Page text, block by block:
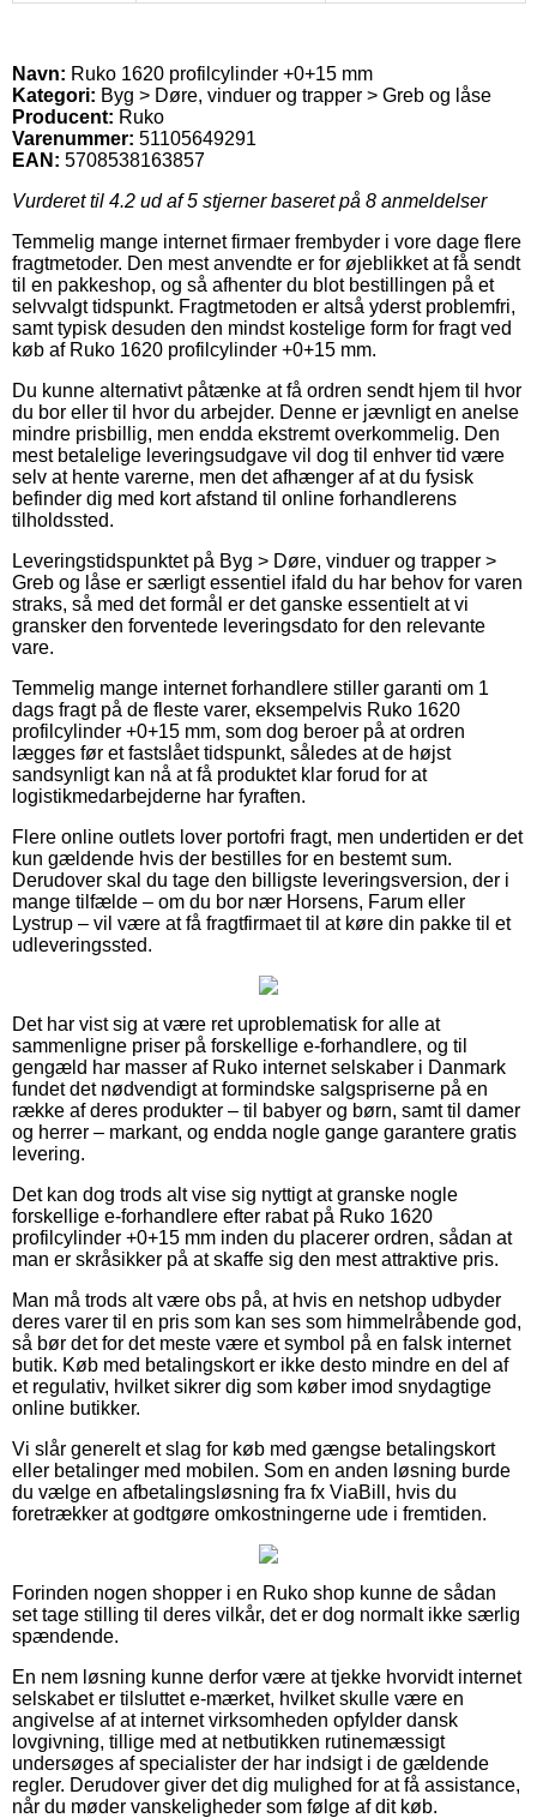
Navn: Ruko 1620 profilcylinder +0+15 mm
Kategori: Byg > Døre, vinduer og trapper > Greb og låse
Producent: Ruko
Varenummer: 51105649291
EAN: 5708538163857
Vurderet til 4.2 ud af 5 stjerner baseret på 8 anmeldelser
Temmelig mange internet firmaer frembyder i vore dage flere
fragtmetoder. Den mest anvendte er for øjeblikket at få sendt
til en pakkeshop, og så afhenter du blot bestillingen på et
selvvalgt tidspunkt. Fragtmetoden er altså yderst problemfri,
samt typisk desuden den mindst kostelige form for fragt ved
køb af Ruko 1620 profilcylinder +0+15 mm.
Du kunne alternativt påtænke at få ordren sendt hjem til hvor
du bor eller til hvor du arbejder. Denne er jævnligt en anelse
mindre prisbillig, men endda ekstremt overkommelig. Den
mest betalelige leveringsudgave vil dog til enhver tid være
selv at hente varerne, men det afhænger af at du fysisk
befinder dig med kort afstand til online forhandlerens
tilholdssted.
Leveringstidspunktet på Byg > Døre, vinduer og trapper >
Greb og låse er særligt essentiel ifald du har behov for varen
straks, så med det formål er det ganske essentielt at vi
gransker den forventede leveringsdato for den relevante
vare.
Temmelig mange internet forhandlere stiller garanti om 1
dags fragt på de fleste varer, eksempelvis Ruko 1620
profilcylinder +0+15 mm, som dog beroer på at ordren
lægges før et fastslået tidspunkt, således at de højst
sandsynligt kan nå at få produktet klar forud for at
logistikmedarbejderne har fyraften.
Flere online outlets lover portofri fragt, men undertiden er det
kun gældende hvis der bestilles for en bestemt sum.
Derudover skal du tage den billigste leveringsversion, der i
mange tilfælde – om du bor nær Horsens, Farum eller
Lystrup – vil være at få fragtfirmaet til at køre din pakke til et
udleveringssted.
Det har vist sig at være ret uproblematisk for alle at
sammenligne priser på forskellige e-forhandlere, og til
gengæld har masser af Ruko internet selskaber i Danmark
fundet det nødvendigt at formindske salgspriserne på en
række af deres produkter – til babyer og børn, samt til damer
og herrer – markant, og endda nogle gange garantere gratis
levering.
Det kan dog trods alt vise sig nyttigt at granske nogle
forskellige e-forhandlere efter rabat på Ruko 1620
profilcylinder +0+15 mm inden du placerer ordren, sådan at
man er skråsikker på at skaffe sig den mest attraktive pris.
Man må trods alt være obs på, at hvis en netshop udbyder
deres varer til en pris som kan ses som himmelråbende god,
så bør det for det meste være et symbol på en falsk internet
butik. Køb med betalingskort er ikke desto mindre en del af
et regulativ, hvilket sikrer dig som køber imod snydagtige
online butikker.
Vi slår generelt et slag for køb med gængse betalingskort
eller betalinger med mobilen. Som en anden løsning burde
du vælge en afbetalingsløsning fra fx ViaBill, hvis du
foretrækker at godtgøre omkostningerne ude i fremtiden.
Forinden nogen shopper i en Ruko shop kunne de sådan
set tage stilling til deres vilkår, det er dog normalt ikke særlig
spændende.
En nem løsning kunne derfor være at tjekke hvorvidt internet
selskabet er tilsluttet e-mærket, hvilket skulle være en
angivelse af at internet virksomheden opfylder dansk
lovgivning, tillige med at netbutikken rutinemæssigt
undersøges af specialister der har indsigt i de gældende
regler. Derudover giver det dig mulighed for at få assistance,
når du møder vanskeligheder som følge af dit køb.